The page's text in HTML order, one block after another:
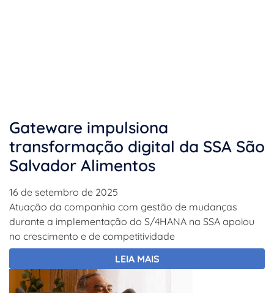
Gateware impulsiona
transformação digital da SSA São
Salvador Alimentos
16 de setembro de 2025
Atuação da companhia com gestão de mudanças
durante a implementação do S/4HANA na SSA apoiou
no crescimento e de competitividade
LEIA MAIS